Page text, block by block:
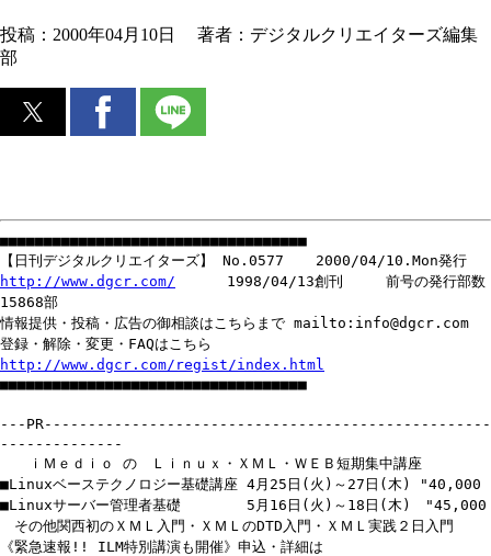
投稿： 2000年04月10日 著者： デジタルクリエイターズ編集
部
■■■■■■■■■■■■■■■■■■■■■■■■■■■■■■■■■■■
【日刊デジタルクリエイターズ】 No.0577 2000/04/10.Mon発行
http://www.dgcr.com/ 1998/04/13創刊 前号の発行部数
15868部
情報提供・投稿・広告の御相談はこちらまで mailto:info@dgcr.com
登録・解除・変更・FAQはこちら
http://www.dgcr.com/regist/index.html
■■■■■■■■■■■■■■■■■■■■■■■■■■■■■■■■■■■
---PR---------------------------------------------------
--------------
ｉＭｅｄｉｏ の Ｌｉｎｕｘ・ＸＭＬ・ＷＥＢ短期集中講座
■Linuxベーステクノロジー基礎講座 4月25日(火)～27日(木) "40,000
■Linuxサーバー管理者基礎 5月16日(火)～18日(木) "45,000
その他関西初のＸＭＬ入門・ＸＭＬのDTD入門・ＸＭＬ実践２日入門
《緊急速報!! ILM特別講演も開催》申込・詳細は